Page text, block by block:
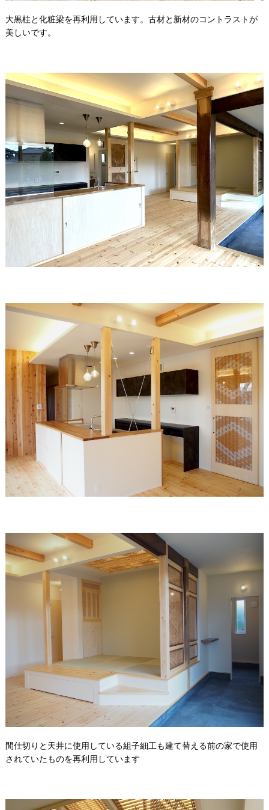
大黒柱と化粧梁を再利用しています。古材と新材のコントラストが
美しいです。
間仕切りと天井に使用している組子細工も建て替える前の家で使用
されていたものを再利用しています